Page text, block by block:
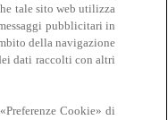
Carne
tale sito web utilizza
pubblicitari in
della navigazione
dati raccolti con altri
Cookie» di